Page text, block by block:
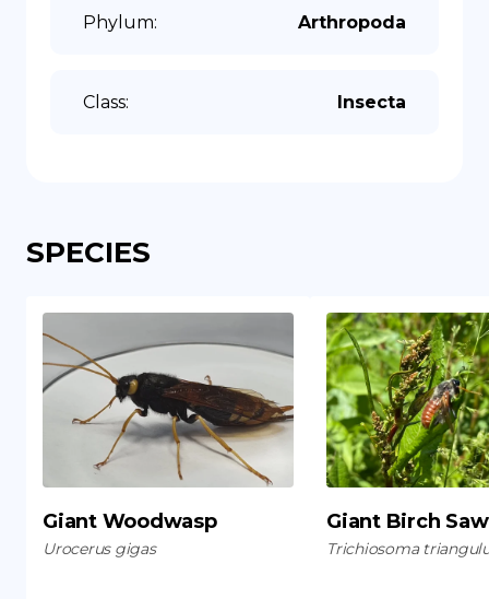
Phylum: Arthropoda
Class: Insecta
SPECIES
Giant Woodwasp
Urocerus gigas
Giant Birch
Trichiosoma